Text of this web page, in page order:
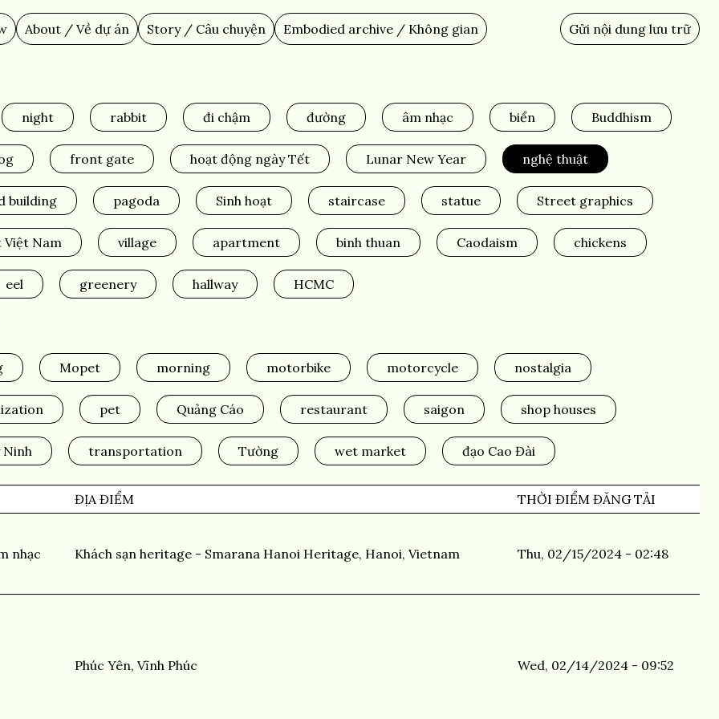
About / Về dự án Story / Câu chuyện Embodied archive / Không gian
Add
Gửi nội dung lưu trữ
night rabbit đi chậm đường âm nhạc biển Buddhism
front gate hoạt động ngày Tết Lunar New Year nghệ thuật
building pagoda Sinh hoạt staircase statue Street graphics
Việt Nam village apartment binh thuan Caodaism chickens
eel greenery hallway HCMC
Mopet morning motorbike motorcycle nostalgia
pet Quảng Cáo restaurant saigon shop houses
Ninh transportation Tường wet market đạo Cao Đài
ĐỊA ĐIỂM THỜI ĐIỂM ĐĂNG TẢI
nhạc Khách sạn heritage - Smarana Hanoi Heritage, Hanoi, Vietnam Thu, 02/15/2024 - 02:48
Phúc Yên, Vĩnh Phúc Wed, 02/14/2024 - 09:52